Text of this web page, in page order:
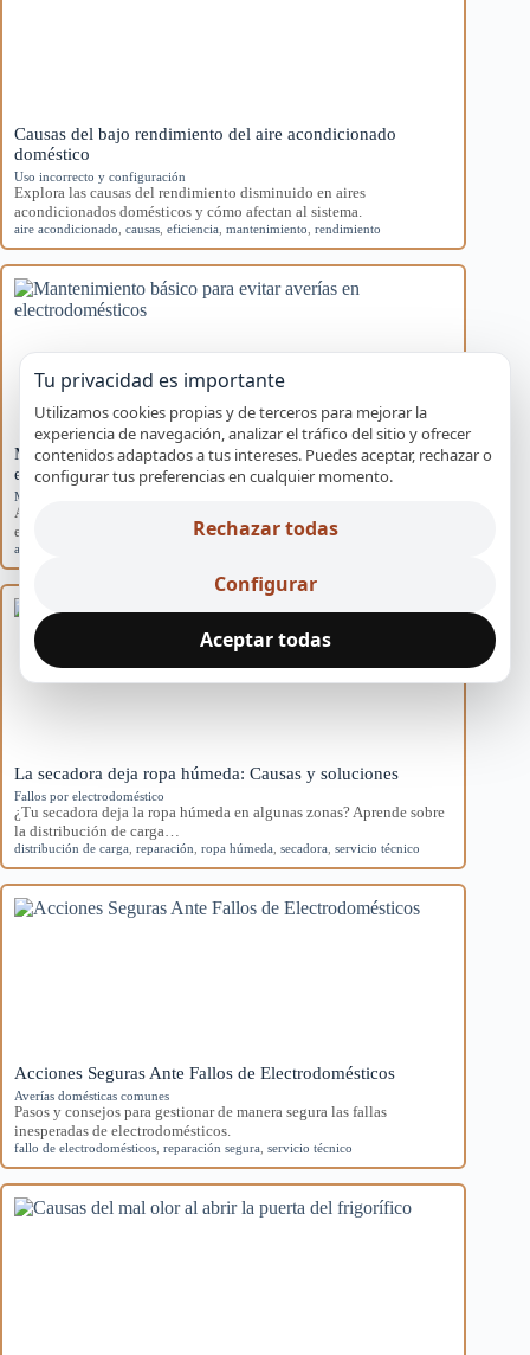
Causas del bajo rendimiento del aire acondicionado
doméstico
Uso incorrecto y configuración
Explora las causas del rendimiento disminuido en aires
acondicionados domésticos y cómo afectan al sistema.
aire acondicionado causas eficiencia mantenimiento rendimiento
Mantenimiento básico para evitar averías en
electrodomésticos
Mantenimiento preventivo
Aprende rutinas de mantenimiento para prevenir averías en tus
electrodomésticos y mejorar su eficiencia en…
averías
La secadora deja ropa húmeda: Causas y soluciones
Fallos por electrodoméstico
¿Tu secadora deja la ropa húmeda en algunas zonas? Aprende sobre
la distribución de carga…
distribución de carga reparación ropa húmeda secadora servicio técnico
Acciones Seguras Ante Fallos de Electrodomésticos
Averías domésticas comunes
Pasos y consejos para gestionar de manera segura las fallas
inesperadas de electrodomésticos.
fallo de electrodomésticos reparación segura servicio técnico
Tu privacidad es importante
Utilizamos cookies propias y de terceros para mejorar la
experiencia de navegación, analizar el tráfico del sitio y ofrecer
contenidos adaptados a tus intereses. Puedes aceptar, rechazar o
configurar tus preferencias en cualquier momento.
Rechazar todas
Configurar
Aceptar todas